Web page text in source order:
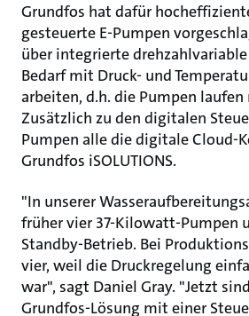
Grundfos hat dafür
gesteuerte E-Pumpen
über integrierte
Bedarf mit Druck- und
arbeiten, d.h. die Pumpen laufen
Zusätzlich zu den digitalen
Pumpen alle die digitale Cloud-
Grundfos iSOLUTIONS.
"In unserer
früher vier 37-Kilowatt-Pumpen
Standby-Betrieb. Bei
vier, weil die Druckregelung
war", sagt Daniel Gray. "Jetzt
Grundfos-Lösung mit einer